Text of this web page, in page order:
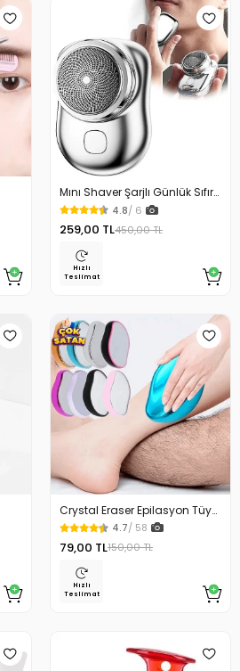
Mını Shaver Şarjlı Günlük Sıfır
Traş Makinesi
4.8/ 6
259,00 TL450,00 TL
Hızlı
Teslimat
Crystal Eraser Epilasyon Tüy
Silgisi Tüy Alıcı
4.7/ 58
79,00 TL150,00 TL
Hızlı
Teslimat